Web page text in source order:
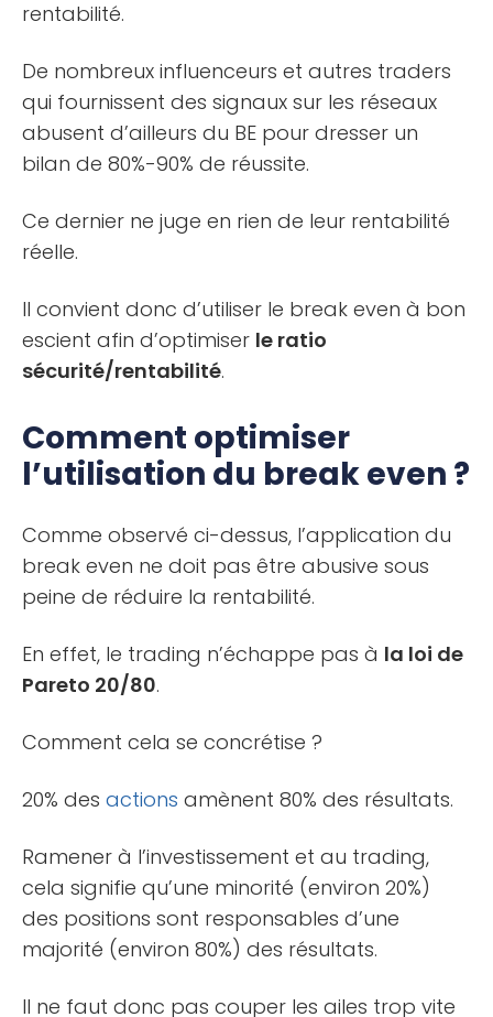
rentabilité.
De nombreux influenceurs et autres traders
qui fournissent des signaux sur les réseaux
abusent d’ailleurs du BE pour dresser un
bilan de 80%-90% de réussite.
Ce dernier ne juge en rien de leur rentabilité
réelle.
Il convient donc d’utiliser le break even à bon
escient afin d’optimiser le ratio
sécurité/rentabilité.
Comment optimiser
l’utilisation du break even ?
Comme observé ci-dessus, l’application du
break even ne doit pas être abusive sous
peine de réduire la rentabilité.
En effet, le trading n’échappe pas à la loi de
Pareto 20/80.
Comment cela se concrétise ?
20% des actions amènent 80% des résultats.
Ramener à l’investissement et au trading,
cela signifie qu’une minorité (environ 20%)
des positions sont responsables d’une
majorité (environ 80%) des résultats.
Il ne faut donc pas couper les ailes trop vite